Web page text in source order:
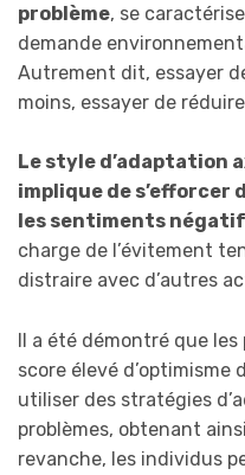
problème, se
demande
Autrement dit, essayer
moins, essayer de
Le style d’adaptation
implique de s’efforcer
les sentiments
charge de l’évitement
distraire avec d’autres
Il a été démontré que
score élevé
utiliser des stratégies
problèmes, obtenant
revanche, les individus